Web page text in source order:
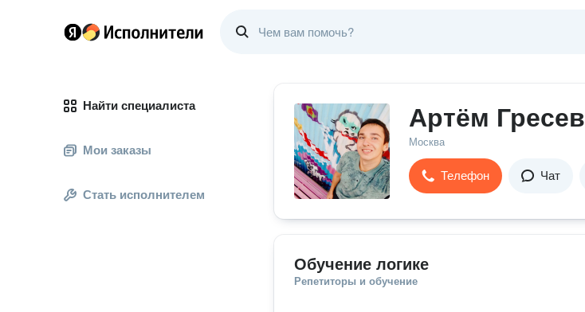
Найти специалиста
Мои заказы
Стать исполнителем
Артём Гресев
Москва
Телефон Чат
Обучение логике
Репетиторы и обучение